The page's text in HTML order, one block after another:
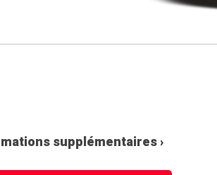
supplémentaires ›